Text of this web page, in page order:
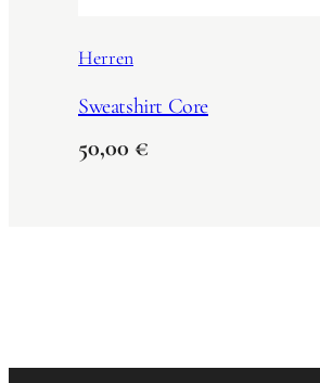
Herren
Sweatshirt Core
50,00 €